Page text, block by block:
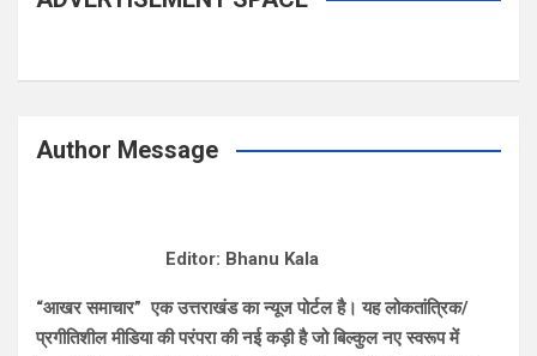
Author Message
Editor: Bhanu Kala
“आखर समाचार” एक उत्तराखंड का न्यूज पोर्टल है। यह लोकतांत्रिक/
प्रगीतिशील मीडिया की परंपरा की नई कड़ी है जो बिल्कुल नए स्वरूप में